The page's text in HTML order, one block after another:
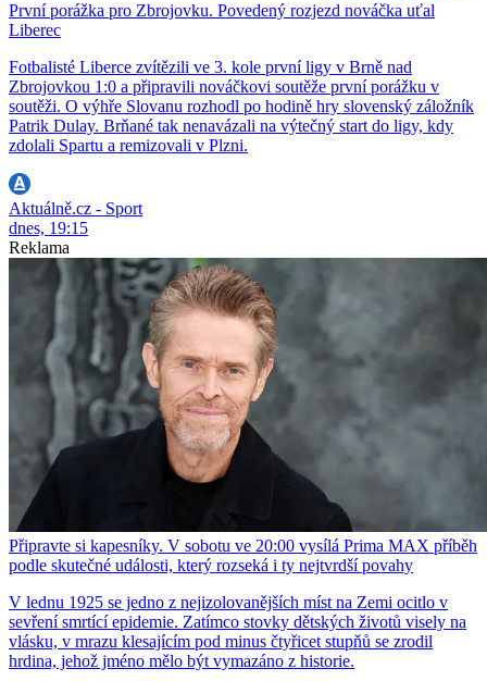
První porážka pro Zbrojovku. Povedený rozjezd nováčka uťal
Liberec
Fotbalisté Liberce zvítězili ve 3. kole první ligy v Brně nad
Zbrojovkou 1:0 a připravili nováčkovi soutěže první porážku v
soutěži. O výhře Slovanu rozhodl po hodině hry slovenský záložník
Patrik Dulay. Brňané tak nenavázali na výtečný start do ligy, kdy
zdolali Spartu a remizovali v Plzni.
Aktuálně.cz - Sport
dnes, 19:15
Reklama
Připravte si kapesníky. V sobotu ve 20:00 vysílá Prima MAX příběh
podle skutečné události, který rozseká i ty nejtvrdší povahy
V lednu 1925 se jedno z nejizolovanějších míst na Zemi ocitlo v
sevření smrtící epidemie. Zatímco stovky dětských životů visely na
vlásku, v mrazu klesajícím pod minus čtyřicet stupňů se zrodil
hrdina, jehož jméno mělo být vymazáno z historie.